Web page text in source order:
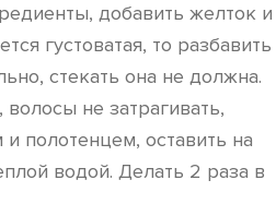
добавить желток и
густоватая, то разбавить
стекать она не должна.
не затрагивать,
полотенцем, оставить на
водой. Делать 2 раза в